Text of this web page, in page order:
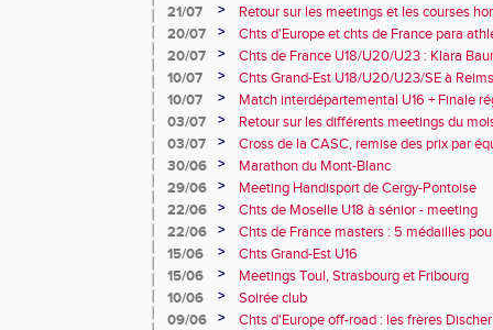
21/07
>
Retour sur les meetings et les courses
20/07
>
Chts d'Europe et chts de France para
champion d'Europe et multiples
20/07 >
Chts de France U18/U20/U23 : Klara
10e
10/07 >
Chts Grand-Est U18/U20/U23/SE à
10/07
>
Match interdépartemental U16 + Finale
Obernai
03/07 >
Retour sur les différents meetings du
03/07
>
Cross de la CASC, remise des prix par
collèges
30/06 >
Marathon du Mont-Blanc
29/06
>
Meeting Handisport de Cergy-Pontoise
22/06
>
Chts de Moselle U18 à sénior - meeting
22/06
>
Chts de France masters : 5 médailles
15/06
>
Chts Grand-Est U16
15/06
>
Meetings Toul, Strasbourg et Fribourg
10/06
>
Soirée club
09/06
>
Chts d'Europe off-road : les frères